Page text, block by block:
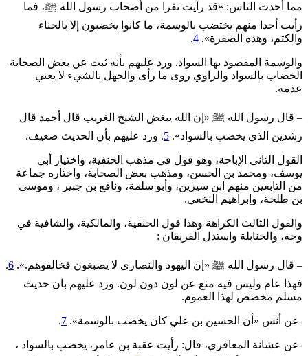
مما أحدث الناس: «قد رأيت نفرا من أصحاب رسول الله ﷺ، فما
رأيت أحدا منهم يختضب بالوسمة، ما كانوا يخضبون إلا بالحناء
والكتم، وهذه الصفرة». 4
.
والوسمة المقصود بها السواد. ورد عليهم بأنه ثبت عن بعض الصحابة
الخضاب بالسواد والراوي روى ما رأى والجهل بالشيء لا يعني
عدمه.
– قال رسول الله ﷺ «إن الله يبغض الشيخ الغريب قال أحمد قال
رشدين الذي يخضب بالسواد». 5. ورد عليهم بأن الحديث ضعيف.
القول الثاني الإباحة، وهو قول في مذهب الحنفية، واختيار أبي
يوسف، ومحمد بن الحسن، ومذهب بعض الصحابة، واختاره جماعة
من التابعين منهم ابن سيرين، وأبو سلمة، ونافع بن جبير ، وموسى
بن طلحة، وإبراهيم النخعي.
والقول الثالث الكراهة وهذا قول الحنفية، والمالكية، والشافية في
وجه، والحنابلة واستدل الفريقان :
– قال رسول الله ﷺ «إن اليهود والنصارى لا يصبغون فخالفوهم.». 6
.
فهذا عام وليس فيه منع عن لون دون لون. ورد عليهم بان حديث
مسلم مخصص لهذا العموم.
-عن أنس «أن الحسين بن علي كان يخضب بالوسمة». 7
.
-عن عشانة المعافري، قال: رأيت عقبة بن عامر، يخضب بالسواد ،